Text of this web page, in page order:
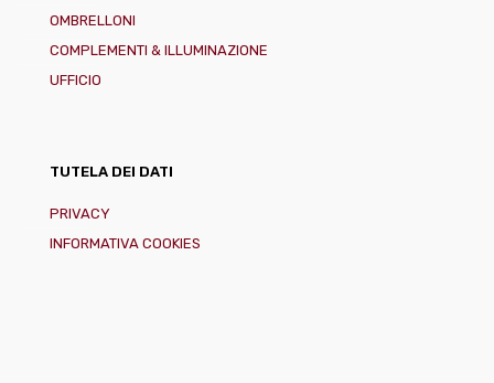
OMBRELLONI
COMPLEMENTI & ILLUMINAZIONE
UFFICIO
TUTELA DEI DATI
PRIVACY
INFORMATIVA COOKIES